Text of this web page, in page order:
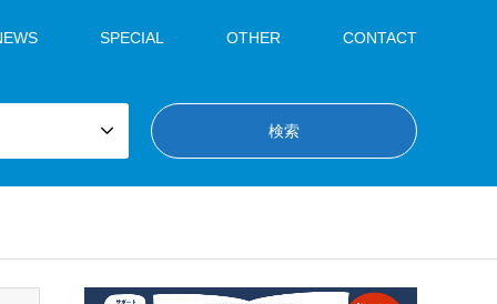
SPECIAL OTHER CONTACT